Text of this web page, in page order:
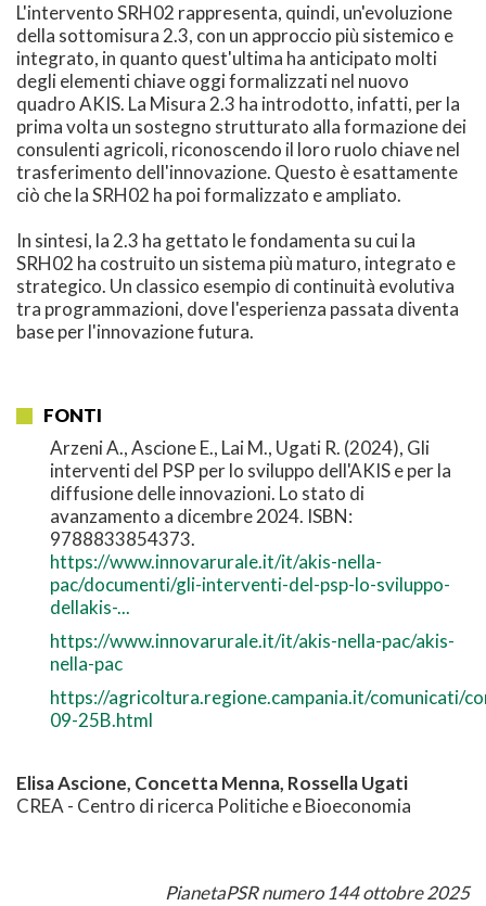
L'intervento SRH02 rappresenta, quindi, un'evoluzione
della sottomisura 2.3, con un approccio più sistemico e
integrato, in quanto quest'ultima ha anticipato molti
degli elementi chiave oggi formalizzati nel nuovo
quadro AKIS. La Misura 2.3 ha introdotto, infatti, per la
prima volta un sostegno strutturato alla formazione dei
consulenti agricoli, riconoscendo il loro ruolo chiave nel
trasferimento dell'innovazione. Questo è esattamente
ciò che la SRH02 ha poi formalizzato e ampliato.
In sintesi, la 2.3 ha gettato le fondamenta su cui la
SRH02 ha costruito un sistema più maturo, integrato e
strategico. Un classico esempio di continuità evolutiva
tra programmazioni, dove l'esperienza passata diventa
base per l'innovazione futura.
FONTI
Arzeni A., Ascione E., Lai M., Ugati R. (2024), Gli
interventi del PSP per lo sviluppo dell'AKIS e per la
diffusione delle innovazioni. Lo stato di
avanzamento a dicembre 2024. ISBN:
9788833854373.
https://www.innovarurale.it/it/akis-nella-
pac/documenti/gli-interventi-del-psp-lo-sviluppo-
dellakis-...
https://www.innovarurale.it/it/akis-nella-pac/akis-
nella-pac
https://agricoltura.regione.campania.it/comunicati/
09-25B.html
Elisa Ascione, Concetta Menna, Rossella Ugati
CREA - Centro di ricerca Politiche e Bioeconomia
PianetaPSR numero 144 ottobre 2025